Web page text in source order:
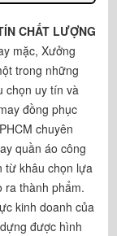
CHẤT LƯỢNG
mặc, Xưởng
trong những
chọn uy tín và
đồng phục
chuyên
quần áo công
từ khâu chọn lựa
ra thành phẩm.
kinh doanh của
được hình